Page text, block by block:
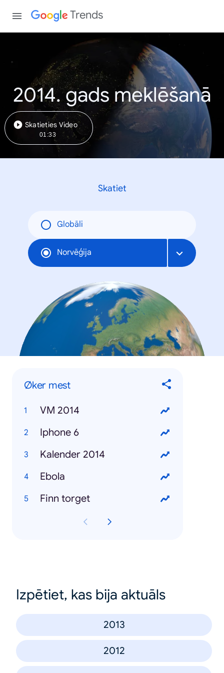
Trends
2014. gads meklēšanā
Skatieties Video
01:33
Skatiet
Globāli
Norvēģija
Øker mest
VM 2014
Iphone 6
Kalender 2014
Ebola
Finn torget
Izpētiet, kas bija aktuāls
2013
2012